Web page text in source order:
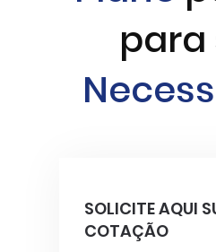
para
SOLICITE AQUI
COTAÇÃO